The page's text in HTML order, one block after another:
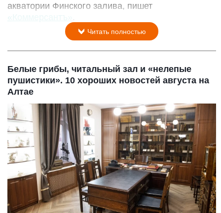
акватории Финского залива, пишет
«Коммерсантъ»
Читать полностью
Белые грибы, читальный зал и «нелепые
пушистики». 10 хороших новостей августа на
Алтае